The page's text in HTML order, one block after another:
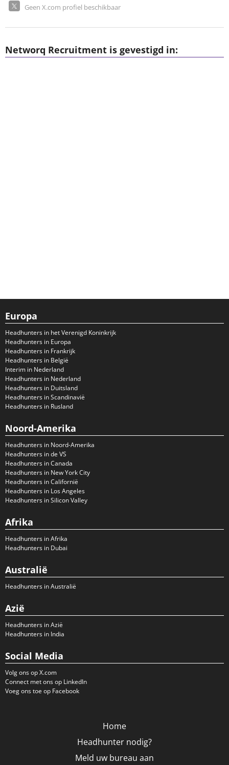
Geen X.com profiel beschikbaar
Networq Recruitment is gevestigd in:
Europa
Headhunters in het Verenigd Koninkrijk
Headhunters in Europa
Headhunters in Frankrijk
Headhunters in België
Interim in Nederland
Headhunters in Nederland
Headhunters in Duitsland
Headhunters in Scandinavië
Headhunters in Rusland
Noord-Amerika
Headhunters in Noord-Amerika
Headhunters in de VS
Headhunters in Canada
Headhunters in New York City
Headhunters in Californië
Headhunters in Los Angeles
Headhunters in Silicon Valley
Afrika
Headhunters in Afrika
Headhunters in Dubai
Australië
Headhunters in Australië
Azië
Headhunters in Azië
Headhunters in India
Social Media
Volg ons op X.com
Connect met ons op LinkedIn
Voeg ons toe op Facebook
Home
Headhunter nodig?
Meld uw bureau aan